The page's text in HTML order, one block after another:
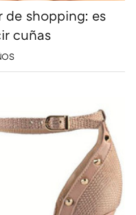
de shopping: es
cuñas